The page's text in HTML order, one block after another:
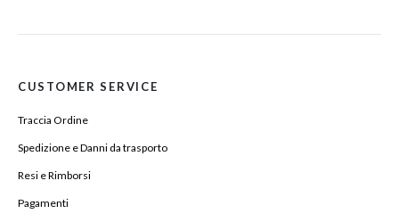
CUSTOMER SERVICE
Traccia Ordine
Spedizione e Danni da trasporto
Resi e Rimborsi
Pagamenti